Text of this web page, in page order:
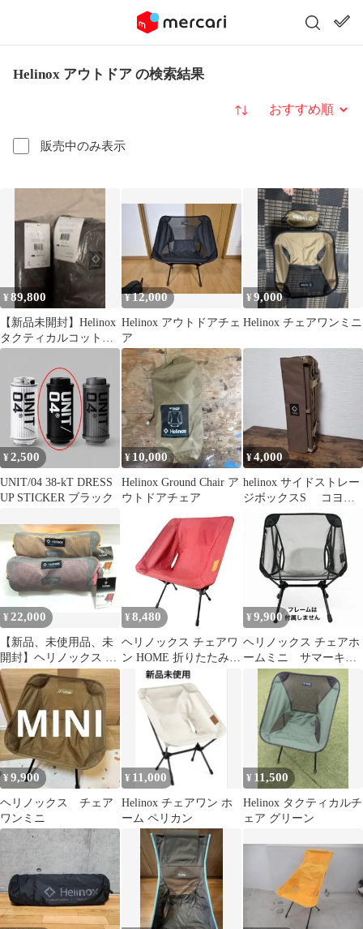
Helinox アウトドア の検索結果
販売中のみ表示
並び替え
¥89,800
【新品未開封】Helinox
タクティカルコットミ
リタリーオリーブ 2セ
¥12,000
Helinox アウトドアチェ
ア
¥9,000
Helinox チェアワンミニ
¥2,500
UNIT/04 38-kT DRESS
UP STICKER ブラック
¥10,000
Helinox Ground Chair ア
ウトドアチェア
¥4,000
helinox サイドストレー
ジボックスS コヨー
¥22,000
【新品、未使用品、未
開封】ヘリノックス エ
リート 2脚セット①
¥ 8,480
ヘリノックス チェアワ
ン HOME 折りたたみチ
ェア 赤
¥ 9,900
ヘリノックス チェアホ
ームミニ サマーキッ
ト ブラック
¥9,900
ヘリノックス チェア
ワンミニ
¥ 11,000
Helinox チェアワン ホ
ーム ペリカン
¥ 11,500
Helinox タクティカルチ
ェア グリーン